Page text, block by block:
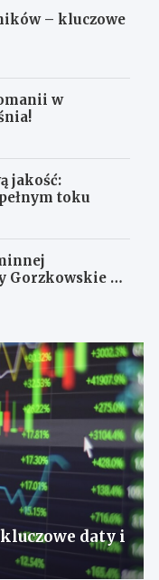
– kluczowe
w
jakość:
toku
Gorzkowskie z
daty i